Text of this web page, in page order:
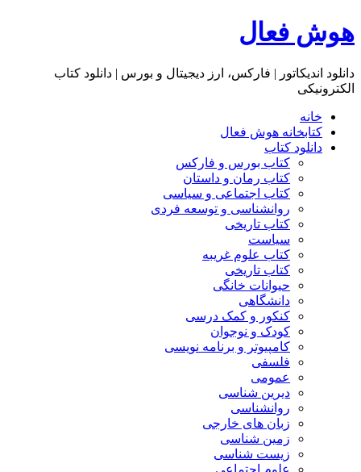
هوش فعال
دانلود اندیکاتور | فارکس، ارز دیجیتال و بورس | دانلود کتاب
الکترونیکی
خانه
کتابخانه هوش فعال
دانلود کتاب
کتاب بورس و فارکس
کتاب رمان و داستان
کتاب اجتماعی و سیاسی
روانشناسی و توسعه فردی
کتاب تاریخی
سیاست
کتاب علوم غریبه
کتاب تاریخی
حیوانات خانگی
دانشگاهی
کنکور و کمک‌ درسی
کودک و نوجوان
کامپیوتر و برنامه نویسی
فلسفی
عمومی
دیرین شناسی
روانشناسی
زبان های خارجی
زمین شناسی
زیست شناسی
علوم اجتماعی